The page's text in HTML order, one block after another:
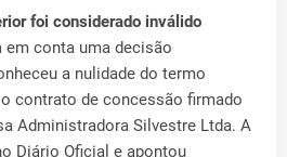
foi considerado inválido
em conta uma decisão
a nulidade do termo
contrato de concessão firmado
Administradora Silvestre Ltda. A
Diário Oficial e apontou